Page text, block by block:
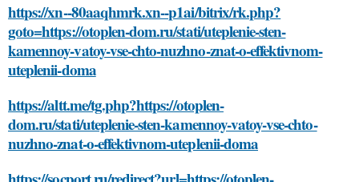
https://xn--80aaqhmrk.xn--p1ai/bitrix/rk.php?
goto=https://otoplen-dom.ru/stati/uteplenie-sten-
kamennoy-vatoy-vse-chto-nuzhno-znat-o-effektivnom-
uteplenii-doma
https://altt.me/tg.php?https://otoplen-
dom.ru/stati/uteplenie-sten-kamennoy-vatoy-vse-chto-
nuzhno-znat-o-effektivnom-uteplenii-doma